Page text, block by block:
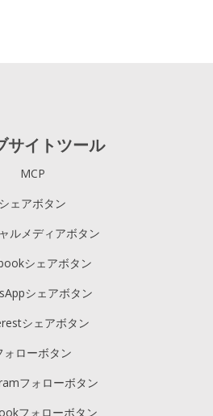
サイトツール
MCP
シェアボタン
ルメディアボタン
シェアボタン
シェアボタン
シェアボタン
ォローボタン
フォローボタン
フォローボタン